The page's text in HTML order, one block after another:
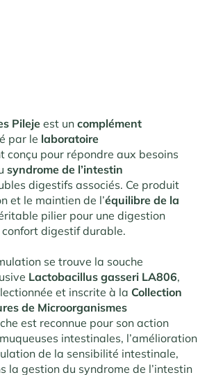
Pileje est un complément
par le laboratoire
conçu pour répondre aux besoins
syndrome de l’intestin
digestifs associés. Ce produit
et le maintien de l’équilibre de la
pilier pour une digestion
digestif durable.
se trouve la souche
Lactobacillus gasseri LA806,
et inscrite à la Collection
de Microorganismes
est reconnue pour son action
intestinales, l’amélioration
de la sensibilité intestinale,
la gestion du syndrome de l’intestin